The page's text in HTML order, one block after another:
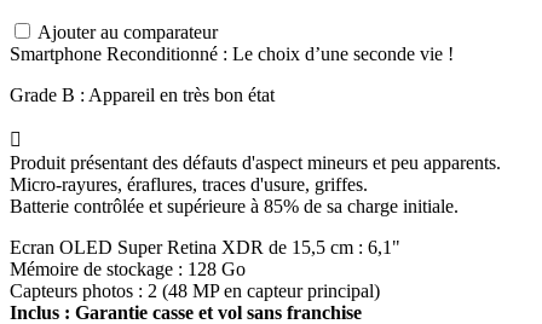
Ajouter au comparateur
Smartphone Reconditionné : Le choix d’une seconde vie !
Grade B : Appareil en très bon état

Produit présentant des défauts d'aspect mineurs et peu apparents.
Micro-rayures, éraflures, traces d'usure, griffes.
Batterie contrôlée et supérieure à 85% de sa charge initiale.
Ecran OLED Super Retina XDR de 15,5 cm : 6,1"
Mémoire de stockage : 128 Go
Capteurs photos : 2 (48 MP en capteur principal)
Inclus : Garantie casse et vol sans franchise